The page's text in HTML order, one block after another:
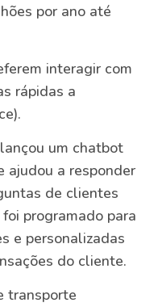
por ano até
interagir com
rápidas a
um chatbot
ajudou a responder
de clientes
programado para
e personalizadas
do cliente.
transporte